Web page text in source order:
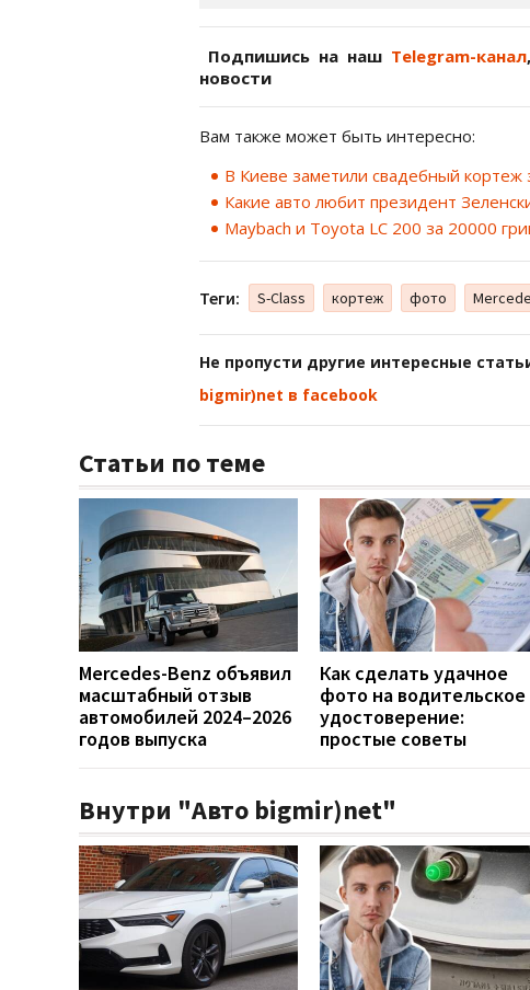
Подпишись на наш Telegram-канал
новости
Вам также может быть интересно:
В Киеве заметили свадебный кортеж
Какие авто любит президент
Maybach и Toyota LC 200 за 20000
Теги: S-Class кортеж фото
Не пропусти другие интересные
bigmir)net в facebook
Статьи по теме
Mercedes-Benz объявил
масштабный отзыв
автомобилей 2024–2026
годов выпуска
Как сделать удачное
фото на водительское
удостоверение:
простые советы
Внутри "Авто bigmir)net"